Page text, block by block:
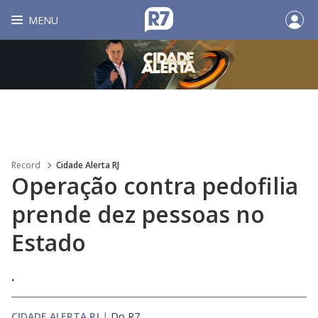
MENU
Record Cidade Alerta RJ
Operação contra pedofilia
prende dez pessoas no
Estado
.